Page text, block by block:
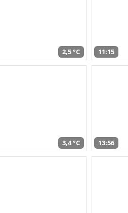
2,5 °C 11:15
3,4 °C 13:56